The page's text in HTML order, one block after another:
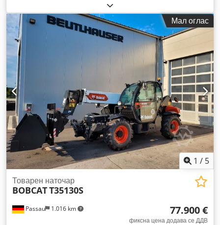
Мал оглас
1 / 5
Passau 1.016 km
Товарен наточар
BOBCATT35130S
77.900 €
фиксна цена додава се ДДВ